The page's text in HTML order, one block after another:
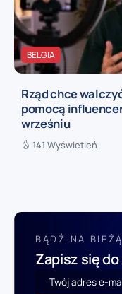
BELGIA
Rząd chce
pomocą
wrześniu
141 Wyświetleń
BĄDŹ NA
Zapisz się